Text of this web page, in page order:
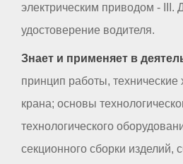
электрическим приводом - III.
удостоверение водителя.
Знает и применяет в
принцип работы, технические
крана; основы
технологического
секционного сборки изделий,